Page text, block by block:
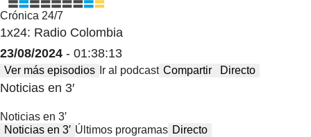
Crónica 24/7
1x24: Radio Colombia
23/08/2024 - 01:38:13
Ver más episodios Ir al podcast Compartir Directo
Noticias en 3′
Noticias en 3′
Noticias en 3′ Últimos programas Directo